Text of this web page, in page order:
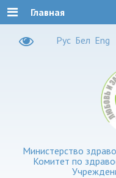
Рус Бел Eng
Министерство
Комитет по
Главная